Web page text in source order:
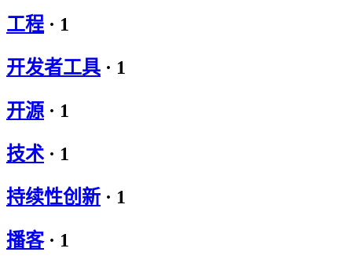
工程 · 1
开发者工具 · 1
开源 · 1
技术 · 1
持续性创新 · 1
播客 · 1